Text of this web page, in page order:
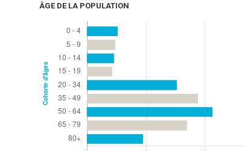
ÂGE DE LA POPULATION